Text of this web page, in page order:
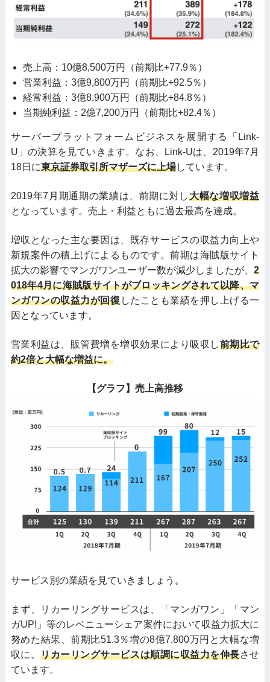
売上高：10億8,500万円（前期比+77.9％）
営業利益：3億9,800万円（前期比+92.5％）
経常利益：3億8,900万円（前期比+84.8％）
当期純利益：2億7,200万円（前期比+82.4％）
サーバープラットフォームビジネスを展開する「Link-
U」の決算を見ていきます。なお、Link-Uは、2019年7月
18日に東京証券取引所マザーズに上場しています。
2019年7月期通期の業績は、前期に対し大幅な増収増益
となっています。売上・利益ともに過去最高を達成。
増収となった主な要因は、既存サービスの収益⼒向上や
新規案件の積上げによるものです。前期は海賊版サイト
拡大の影響でマンガワンユーザー数が減少しましたが、2
018年4月に海賊版サイトがブロッキングされて以降、マ
ンガワンの収益力が回復したことも業績を押し上げる一
因となっています。
営業利益は、販管費増を増収効果により吸収し前期比で
約2倍と大幅な増益に。
【グラフ】売上高推移
サービス別の業績を見ていきましょう。
まず、リカーリングサービスは、「マンガワン」「マン
ガUP!」等のレベニューシェア案件において収益力拡大に
努めた結果、前期比51.3％増の8億7,800万円と大幅な増
収に。リカーリングサービスは順調に収益力を伸長させ
ています。